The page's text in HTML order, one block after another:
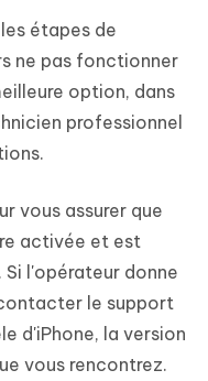
étapes de
ne pas fonctionner
option, dans
professionnel
vous assurer que
activée et est
l'opérateur donne
le support
d'iPhone, la version
vous rencontrez.